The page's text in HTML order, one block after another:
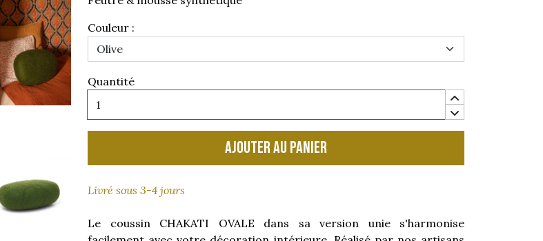
Couleur :
Quantité
Ajouter au panier
Livré sous 3-4 jours
Le coussin CHAKATI OVALE dans sa version unie s'harmonise